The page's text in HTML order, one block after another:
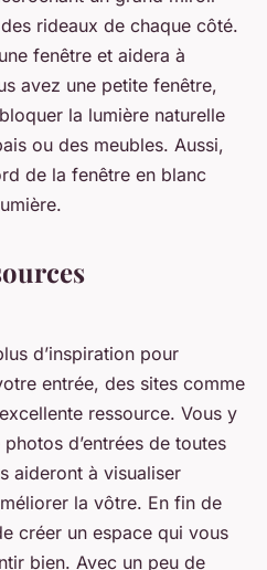
rideaux de chaque côté.
fenêtre et aidera à
avez une petite fenêtre,
la lumière naturelle
ou des meubles. Aussi,
de la fenêtre en blanc
d’inspiration pour
entrée, des sites comme
ressource. Vous y
d’entrées de toutes
aideront à visualiser
la vôtre. En fin de
créer un espace qui vous
bien. Avec un peu de